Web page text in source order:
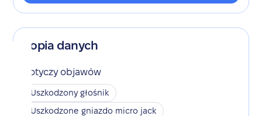
Kopia danych
Dotyczy objawów
Uszkodzony głośnik
Uszkodzone gniazdo micro jack